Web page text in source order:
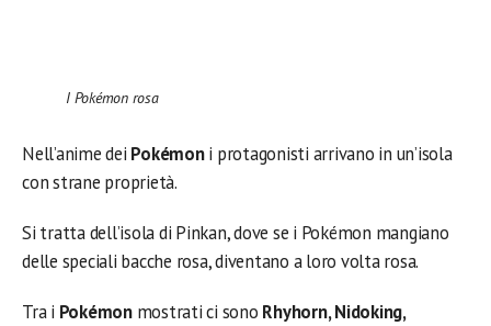
I Pokémon rosa
Nell’anime dei Pokémoni protagonisti arrivano in un’isola
con strane proprietà.
Si tratta dell’isola di Pinkan, dove se i Pokémon mangiano
delle speciali bacche rosa, diventano a loro volta rosa.
Tra i Pokémon mostrati ci sono Rhyhorn, Nidoking,